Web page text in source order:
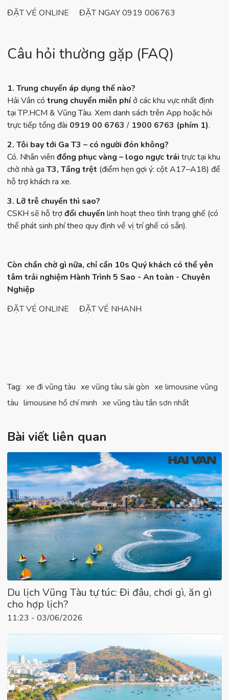
ĐẶT VÉ ONLINE ĐẶT NGAY 0919 006763
Câu hỏi thường gặp (FAQ)
1. Trung chuyển áp dụng thế nào?
Hải Vân có trung chuyển miễn phíở các khu vực nhất định
tại TP.HCM & Vũng Tàu. Xem danh sách trên App hoặc hỏi
trực tiếp tổng đài 0919 00 6763 / 1900 6763 (phím 1).
2. Tôi bay tới Ga T3 – có người đón không?
Có. Nhân viên đồng phục vàng – logo ngực trái trực tại khu
chờ nhà ga T3, Tầng trệt (điểm hẹn gợi ý: cột A17–A18) để
hỗ trợ khách ra xe.
3. Lỡ trễ chuyến thì sao?
CSKH sẽ hỗ trợđổi chuyến linh hoạt theo tình trạng ghế (có
thể phát sinh phí theo quy định về vị trí ghế có sẵn).
Còn chần chờ gì nữa, chỉ cần 10s Quý khách có thể yên
tâm trải nghiệm Hành Trình 5 Sao - An toàn - Chuyên
Nghiệp
ĐẶT VÉ ONLINE
ĐẶT VÉ NHANH
Tag: xe đi vũng tàu xe vũng tàu sài gòn xe limousine vũng
tàu limousine hồ chí minh xe vũng tàu tân sơn nhất
Bài viết liên quan
Du lịch Vũng Tàu tự túc: Đi đâu, chơi gì, ăn gì
cho hợp lịch?
11:23 - 03/06/2026